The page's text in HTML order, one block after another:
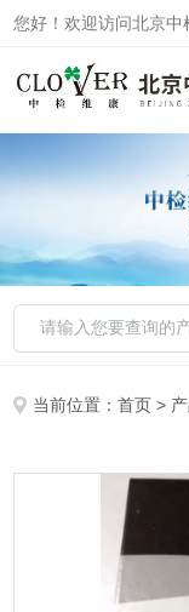
您好！欢迎访问北京中
当前位置：首页 >